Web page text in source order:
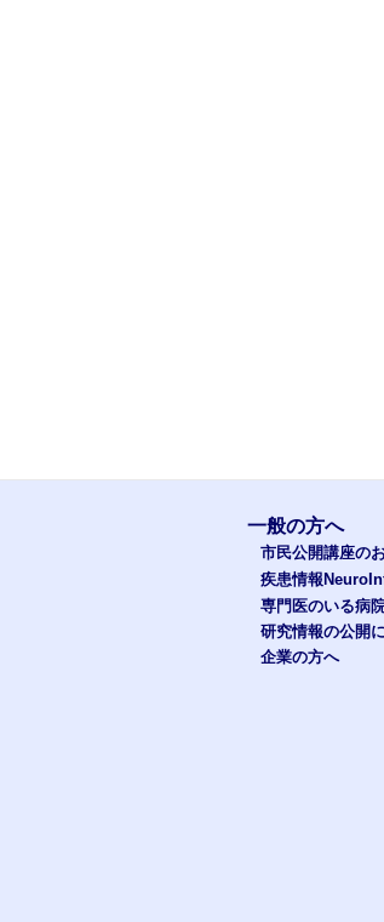
一般の方へ
市民公開講座の
疾患情報
専門医のいる病
研究情報の公開
企業の方へ